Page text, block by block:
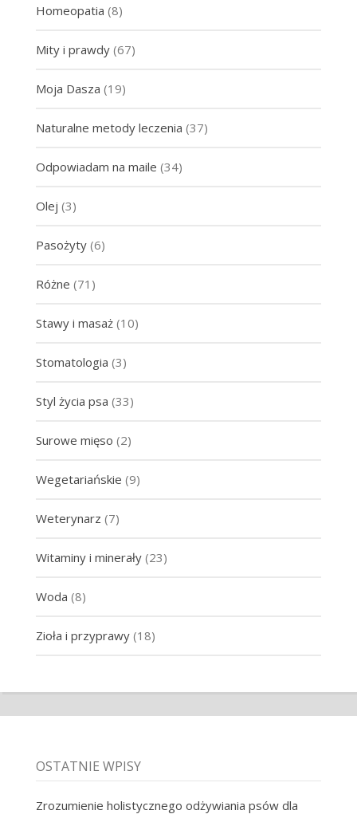
Homeopatia (8)
Mity i prawdy(67)
Moja Dasza (19)
Naturalne metody leczenia (37)
Odpowiadam na maile (34)
Olej (3)
Pasożyty(6)
Różne (71)
Stawy i masaż(10)
Stomatologia (3)
Styl życia psa (33)
Surowe mięso (2)
Wegetariańskie (9)
Weterynarz (7)
Witaminy i minerały(23)
Woda (8)
Zioła i przyprawy(18)
OSTATNIE WPISY
Zrozumienie holistycznego odżywiania psów dla